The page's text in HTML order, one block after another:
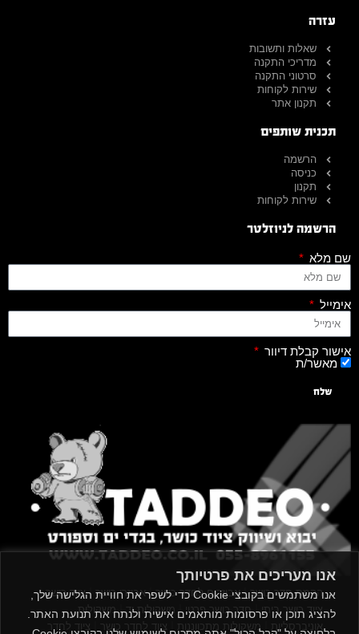
אנו מעריכים את פרטיותך
אנו משתמשים בקובצי Cookie כדי לשפר את חוויית הגלישה שלך,
להציג תוכן או פרסומות מותאמים אישית ולנתח את תנועת האתר.
עזרה
שאלות ותשובות
מדריכי התקנה
סרטוני התקנה
שירות לקוחות
תקנון אתר
תכנית שותפים
הרשמה
כניסה
תקנון
שירות לקוחות
הרשמה לניוזלטר
שם מלא
אימייל
אישור קבלת דיוור
מאשר/ת
שלח
הקמת חדר כושר|אביזרים לחדר כושר|אביזרי כושר|ציוד כושר|
ציוד כושר ביתי|חדר כושר פרטי | משקולות יד|משקולות
אוניברסליות
משקולות מתכווננות ציוד לחדר כושר ציוד לחדר